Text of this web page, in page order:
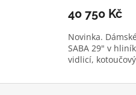
40 750 Kč
Novinka.
SABA 29" v
vidlicí,